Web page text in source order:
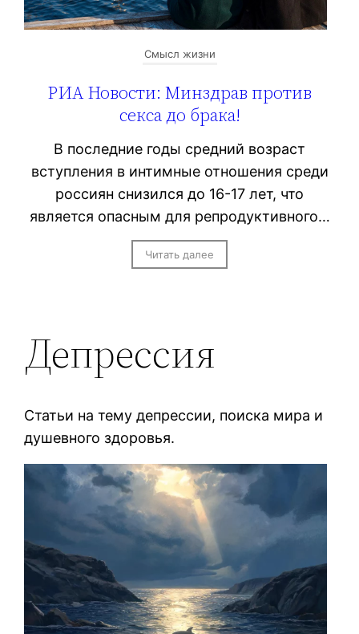
Смысл жизни
РИА Новости: Минздрав против
секса до брака!
В последние годы средний возраст
вступления в интимные отношения среди
россиян снизился до 16-17 лет, что
является опасным для репродуктивного…
Читать далее
Депрессия
Статьи на тему депрессии, поиска мира и
душевного здоровья.